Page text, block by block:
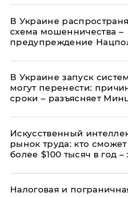
В Украине
схема мошенничества –
предупреждение
В Украине запуск
могут перенести:
сроки – разъясняет
Искусственный
рынок труда: кто сможет
более $100 тысяч в год
Налоговая и